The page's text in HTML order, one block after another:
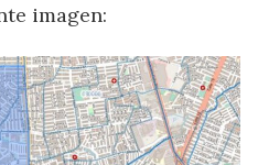
imagen: